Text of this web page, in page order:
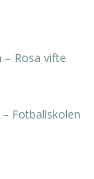
– Rosa vifte
Fotballskolen